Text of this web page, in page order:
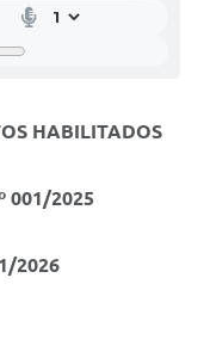
HABILITADOS
001/2025
2026